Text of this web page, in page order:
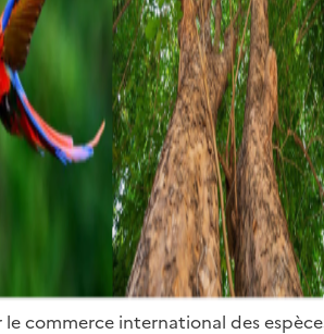
commerce international des